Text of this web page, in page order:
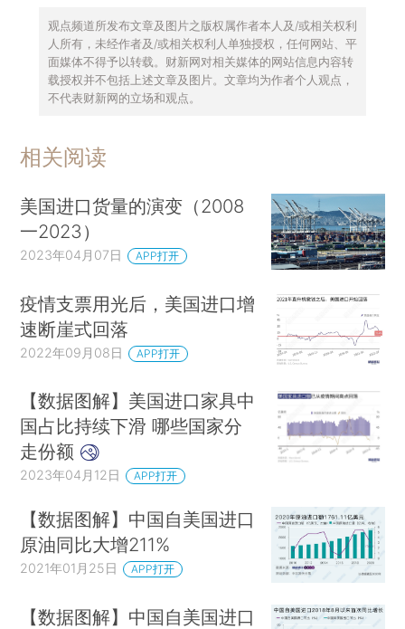
观点频道所发布文章及图片之版权属作者本人及/或相关权利
人所有，未经作者及/或相关权利人单独授权，任何网站、平
面媒体不得予以转载。财新网对相关媒体的网站信息内容转
载授权并不包括上述文章及图片。文章均为作者个人观点，
不代表财新网的立场和观点。
相关阅读
美国进口货量的演变（2008
一2023）
2023年04月07日 APP打开
疫情支票用光后，美国进口增
速断崖式回落
2022年09月08日 APP打开
【数据图解】美国进口家具中
国占比持续下滑 哪些国家分
走份额
2023年04月12日 APP打开
【数据图解】中国自美国进口
原油同比大增211%
2021年01月25日 APP打开
【数据图解】中国自美国进口